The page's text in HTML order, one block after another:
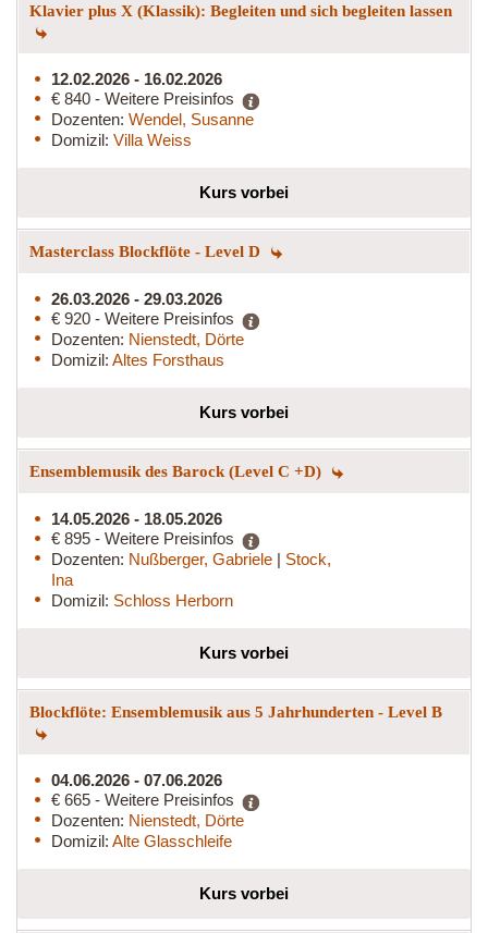
Klavier plus X (Klassik): Begleiten und sich begleiten lassen
12.02.2026 - 16.02.2026
€ 840 - Weitere Preisinfos
Dozenten: Wendel, Susanne
Domizil: Villa Weiss
Kurs vorbei
Masterclass Blockflöte - Level D
26.03.2026 - 29.03.2026
€ 920 - Weitere Preisinfos
Dozenten: Nienstedt, Dörte
Domizil: Altes Forsthaus
Kurs vorbei
Ensemblemusik des Barock (Level C +D)
14.05.2026 - 18.05.2026
€ 895 - Weitere Preisinfos
Dozenten: Nußberger, Gabriele | Stock,
Ina
Domizil: Schloss Herborn
Kurs vorbei
Blockflöte: Ensemblemusik aus 5 Jahrhunderten - Level B
04.06.2026 - 07.06.2026
€ 665 - Weitere Preisinfos
Dozenten: Nienstedt, Dörte
Domizil: Alte Glasschleife
Kurs vorbei